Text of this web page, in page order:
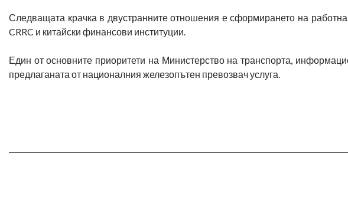
Следващата крачка в двустранните отношения е сформирането на
CRRC и китайски финансови институции.
Един от основните приоритети на Министерство на транспорта,
предлаганата от националния железопътен превозвач услуга.